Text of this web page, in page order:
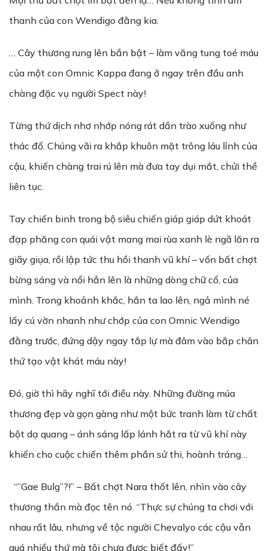
thanh của con Wendigo đằng kia.
… Cây thương rung lên bần bật – làm văng tung toé máu
của một con Omnic Kappa đang ở ngay trên đầu anh
chàng đặc vụ người Spect này!
Từng thứ dịch nhơ nhớp nóng rát dần trào xuống như
thác đổ. Chúng vãi ra khắp khuôn mặt trông láu lỉnh của
cậu, khiến chàng trai rú lên mà đưa tay dụi mắt, chửi thề
liên tục.
Tay chiến binh trong bộ siêu chiến giáp giáp dứt khoát
đạp phăng con quái vật mang mai rùa xanh lè ngã lăn ra
giãy giụa, rồi lập tức thu hồi thanh vũ khí – vốn bất chợt
bừng sáng và nổi hẳn lên là những dòng chữ cổ, của
mình. Trong khoảnh khắc, hắn ta lao lên, ngả mình né
lấy cú vờn nhanh như chớp của con Omnic Wendigo
đằng trước, đứng dậy ngay tắp lự mà đâm vào bắp chân
thứ tạo vật khát máu này!
Đó, giờ thì hãy nghĩ tới điều này. Những đường múa
thương đẹp và gọn gàng như một bức tranh làm từ chất
bột dạ quang – ánh sáng lấp lánh hắt ra từ vũ khí này
khiến cho cuộc chiến thêm phần sử thi, hoành tráng…
“”Gae Bulg”?!” – Bất chợt Nara thốt lên, nhìn vào cây
thương thần mà đọc tên nó. “Thực sự chúng ta chơi với
nhau rất lâu, nhưng về tộc người Chevalyo các cậu vẫn
quá nhiều thứ mà tôi chưa được biết đấy!”